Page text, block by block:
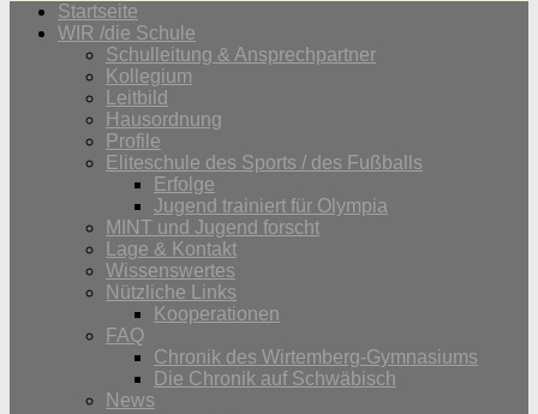
Startseite
WIR /die Schule
Schulleitung & Ansprechpartner
Kollegium
Leitbild
Hausordnung
Profile
Eliteschule des Sports / des Fußballs
Erfolge
Jugend trainiert für Olympia
MINT und Jugend forscht
Lage & Kontakt
Wissenswertes
Nützliche Links
Kooperationen
FAQ
Chronik des Wirtemberg-Gymnasiums
Die Chronik auf Schwäbisch
News